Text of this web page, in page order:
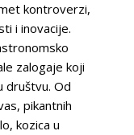
kontroverzi,
i inovacije.
zalogaje koji
društvu. Od
pikantnih
kozica u